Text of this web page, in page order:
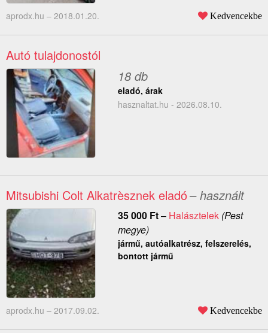
aprodx.hu – 2018.01.20. Kedvencekbe
Autó tulajdonostól
18 db
eladó, árak
hasznaltat.hu - 2026.08.10.
Mitsubishi Colt Alkatrèsznek eladó– használt
35 000 Ft– Halásztelek(Pest
megye)
jármű, autóalkatrész, felszerelés,
bontott jármű
aprodx.hu – 2017.09.02. Kedvencekbe